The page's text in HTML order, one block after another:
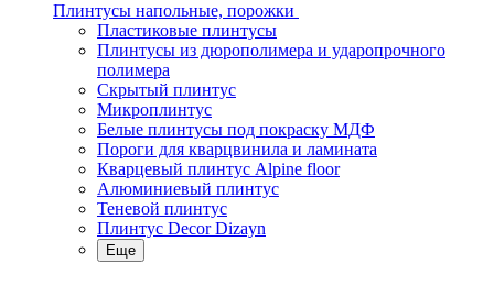
Плинтусы напольные, порожки
Пластиковые плинтусы
Плинтусы из дюрополимера и ударопрочного
полимера
Скрытый плинтус
Микроплинтус
Белые плинтусы под покраску МДФ
Пороги для кварцвинила и ламината
Кварцевый плинтус Alpine floor
Алюминиевый плинтус
Теневой плинтус
Плинтус Decor Dizayn
Еще